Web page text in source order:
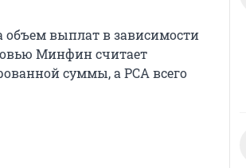
выплат в зависимости
Минфин считает
суммы, а РСА всего